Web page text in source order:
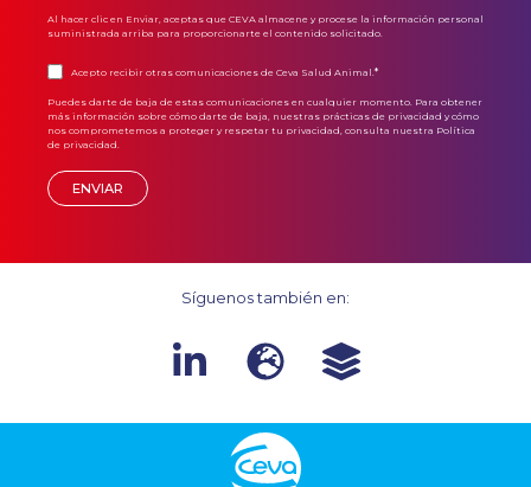
Al hacer clic en Enviar, aceptas que CEVA almacene y procese la información personal
suministrada arriba para proporcionarte el contenido solicitado.
Acepto recibir otras comunicaciones de Ceva Salud Animal.*
Puedes darte de baja de estas comunicaciones en cualquier momento. Para obtener
más información sobre cómo darte de baja, nuestras prácticas de privacidad y cómo
nos comprometemos a proteger y respetar tu privacidad, consulta nuestra Política
de privacidad.
Síguenos también en: